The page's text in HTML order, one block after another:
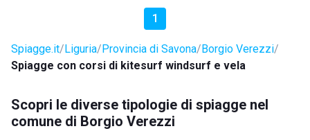
1
Spiagge.it Liguria Provincia di Savona Borgio Verezzi
Spiagge con corsi di kitesurf windsurf e vela
Scopri le diverse tipologie di spiagge nel
comune di Borgio Verezzi